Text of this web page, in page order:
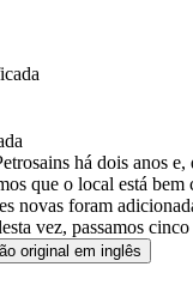
há dois anos
que o local está bem
novas foram
vez, passamos
original em inglês